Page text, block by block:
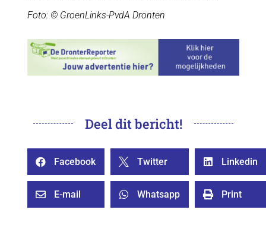
Foto: © GroenLinks-PvdA Dronten
Deel dit bericht!
 Facebook  Twitter  Linkedin
 E-mail  Whatsapp  Print